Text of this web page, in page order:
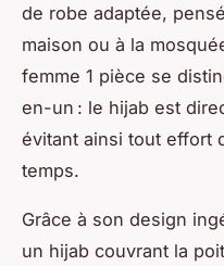
de robe adaptée,
maison ou à la
femme 1 pièce se
en-un : le hijab est
évitant ainsi tout effort
temps.
Grâce à son design
un hijab couvrant la